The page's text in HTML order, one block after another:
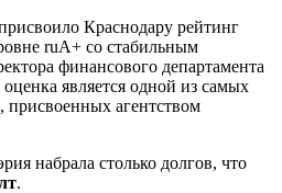
Краснодару рейтинг
ruА+ со стабильным
финансового департамента
является одной из самых
присвоенных агентством
набрала столько долгов, что
.